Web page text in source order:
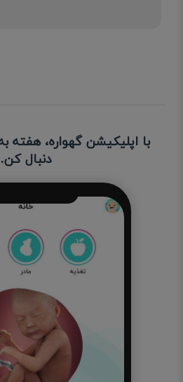
با اپلیکیشن گهواره، هفته
دنبال کن.